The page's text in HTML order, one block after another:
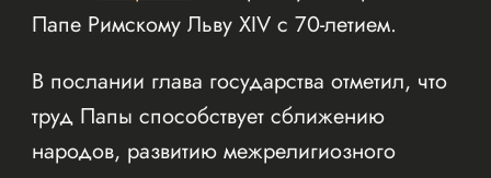
Папе Римскому Льву XIV с 70-летием.
В послании глава государства отметил, что
труд Папы способствует сближению
народов, развитию межрелигиозного